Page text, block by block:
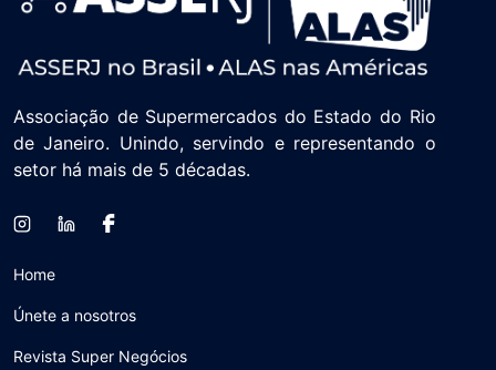
Associação de Supermercados do Estado do Rio
de Janeiro. Unindo, servindo e representando o
setor há mais de 5 décadas.
Home
Únete a nosotros
Revista Super Negócios